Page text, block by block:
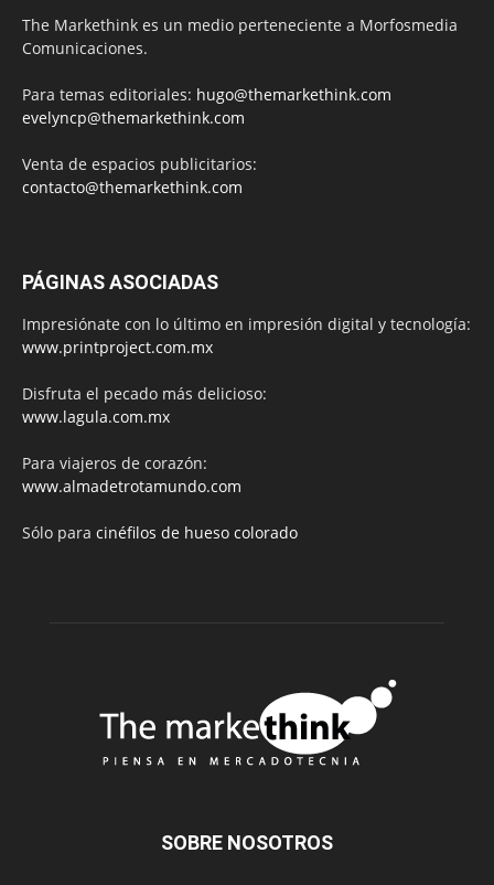
The Markethink es un medio perteneciente a Morfosmedia
Comunicaciones.
Para temas editoriales: hugo@themarkethink.com
evelyncp@themarkethink.com
Venta de espacios publicitarios:
contacto@themarkethink.com
PÁGINAS ASOCIADAS
Impresiónate con lo último en impresión digital y tecnología:
www.printproject.com.mx
Disfruta el pecado más delicioso:
www.lagula.com.mx
Para viajeros de corazón:
www.almadetrotamundo.com
Sólo para cinéfilos de hueso colorado
SOBRE NOSOTROS